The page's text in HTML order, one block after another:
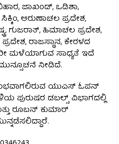
ಜಾಖಂಡ್, ಒಡಿಶಾ,
ಅರುಣಾಚಲ ಪ್ರದೇಶ,
ಗುಜರಾತ್, ಹಿಮಾಚಲ ಪ್ರದೇಶ,
ರಾಜಸ್ಥಾನ, ಕೇರಳದ
ಮಳೆಯಾಗುವ ಸಾಧ್ಯತೆ ಇದೆ
ನೀಡಿದೆ.
ಯುಎಸ್ ಓಪನ್
ಪುರುಷರ ಡಬಲ್ಸ್ ವಿಭಾಗದಲ್ಲಿ
ರೂಬನ್ ಕುಮಾರ್